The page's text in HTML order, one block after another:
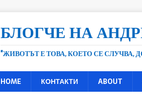
БЛОГЧЕ НА
"ЖИВОТЪТ Е ТОВА, КОЕТО СЕ СЛУЧВА,
HOME КОНТАКТИ ABOUT